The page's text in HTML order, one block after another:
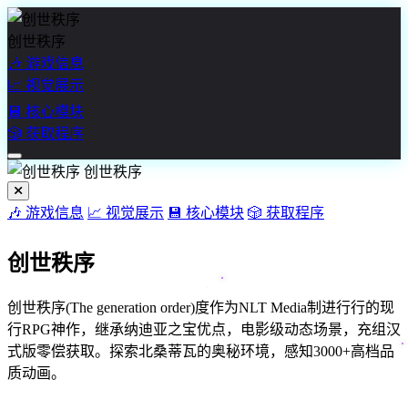
创世秩序
🎶 游戏信息
📈 视觉展示
💾 核心模块
🎲 获取程序
创世秩序
🎶 游戏信息 📈 视觉展示 💾 核心模块 🎲 获取程序
创世秩序
创世秩序(The generation order)度作为NLT Media制进行行的现
行RPG神作，继承纳迪亚之宝优点，电影级动态场景，充组汉
式版零偿获取。探索北桑蒂瓦的奥秘环境，感知3000+高档品
质动画。